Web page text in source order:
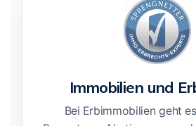
Immobilien und
Bei Erbimmobilien geht